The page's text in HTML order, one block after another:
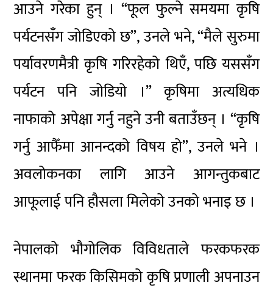
आउने गरेका हुन् । “फूल फुल्ने समयमा कृषि
पर्यटनसँग जोडिएको छ”, उनले भने, “मैले सुरुमा
पर्यावरणमैत्री कृषि गरिरहेको थिएँ, पछि यससँग
पर्यटन पनि जोडियो ।” कृषिमा अत्यधिक
नाफाको अपेक्षा गर्नु नहुने उनी बताउँछन् । “कृषि
गर्नु आफैँमा आनन्दको विषय हो”, उनले भने ।
अवलोकनका लागि आउने आगन्तुकबाट
आफूलाई पनि हौसला मिलेको उनको भनाइ छ ।
नेपालको भौगोलिक विविधताले फरकफरक
स्थानमा फरक किसिमको कृषि प्रणाली अपनाउन